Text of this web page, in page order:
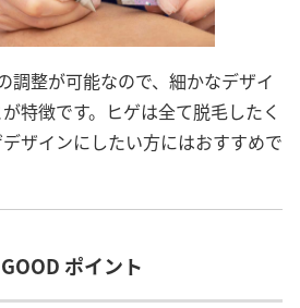
調整が可能なので、細かなデザイ
特徴です。ヒゲは全て脱毛したく
ザインにしたい方にはおすすめで
ポイント